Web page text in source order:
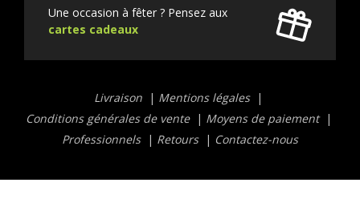
Une occasion à fêter ? Pensez aux
cartes cadeaux
utiles
Livraison
Mentions légales
Conditions générales de vente
Moyens de paiement
Professionnels
Retours Contactez-nous